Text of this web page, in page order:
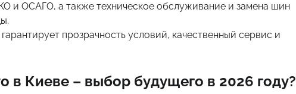
и ОСАГО, а также техническое обслуживание и замена шин
прозрачность условий, качественный сервис и
в Киеве – выбор будущего в 2026 году?